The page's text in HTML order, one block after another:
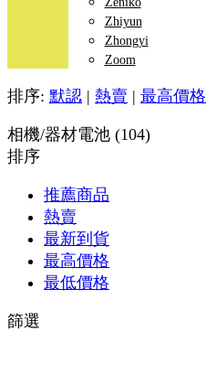
Zhiyun
Zhongyi
Zoom
排序: 默認 | 熱賣 | 最高價格
相機/器材電池 (104)
排序
推薦商品
熱賣
最新到貨
最高價格
最低價格
篩選